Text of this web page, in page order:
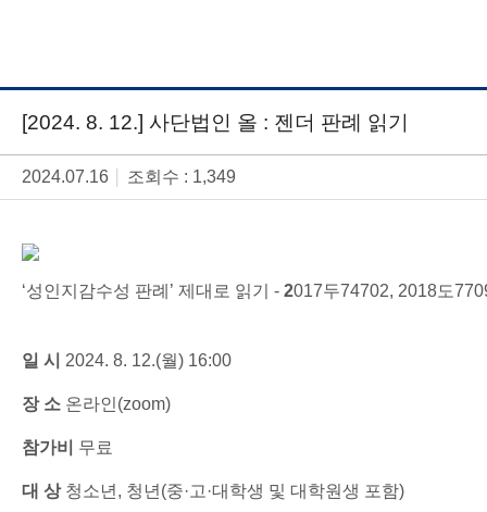
[2024. 8. 12.] 사단법인 올 : 젠더 판례 읽기
2024.07.16 조회수 : 1,349
‘성인지감수성 판례’ 제대로 읽기 - 2017두74702, 2018도
일 시 2024. 8. 12.(월) 16:00
장 소 온라인(zoom)
참가비 무료
대 상청소년, 청년(중·고·대학생 및 대학원생 포함)